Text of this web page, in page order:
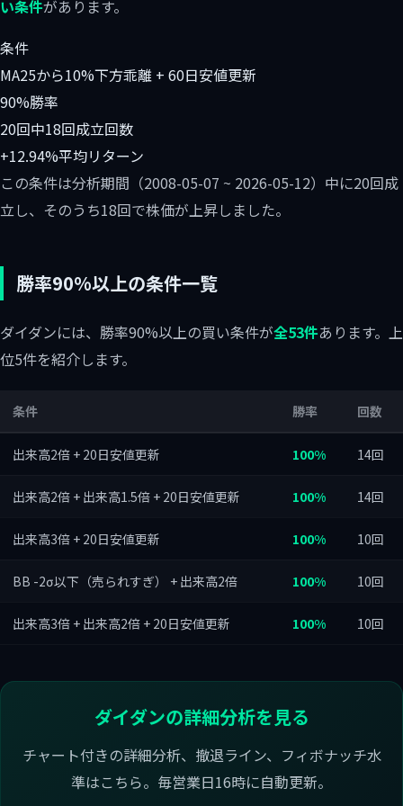
い条件があります。
条件
MA25から10%下方乖離 + 60日安値更新
90%勝率
20回中18回成立回数
+12.94%平均リターン
この条件は分析期間（2008-05-07 ~ 2026-05-12）中に20回成
立し、そのうち18回で株価が上昇しました。
勝率90%以上の条件一覧
ダイダンには、勝率90%以上の買い条件が全53件あります。上
位5件を紹介します。
条件 勝率 回数
出来高2倍 + 20日安値更新 100% 14回
出来高2倍 + 出来高1.5倍 + 20日安値更新 100% 14回
出来高3倍 + 20日安値更新 100% 10回
BB -2σ以下（売られすぎ） + 出来高2倍 100% 10回
出来高3倍 + 出来高2倍 + 20日安値更新 100% 10回
ダイダンの詳細分析を見る
チャート付きの詳細分析、撤退ライン、フィボナッチ水
準はこちら。毎営業日16時に自動更新。